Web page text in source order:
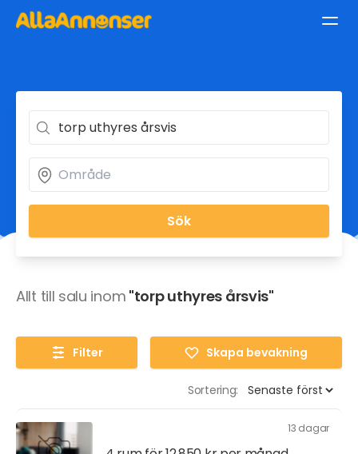
Sök
Allt till salu inom "torp uthyres årsvis"
Filter Skapa bevakning
Sortering:
13 dagar